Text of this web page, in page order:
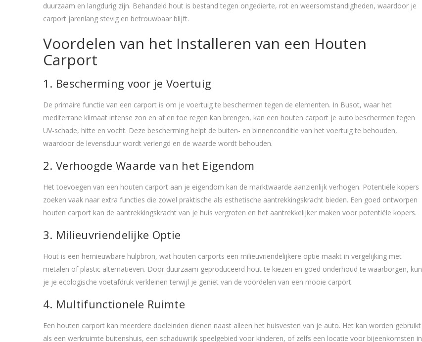
duurzaam en langdurig zijn. Behandeld hout is bestand tegen ongedierte, rot en weersomstandigheden, waardoor je
carport jarenlang stevig en betrouwbaar blijft.
Voordelen van het Installeren van een Houten
Carport
1. Bescherming voor je Voertuig
De primaire functie van een carport is om je voertuig te beschermen tegen de elementen. In Busot, waar het
mediterrane klimaat intense zon en af en toe regen kan brengen, kan een houten carport je auto beschermen tegen
UV-schade, hitte en vocht. Deze bescherming helpt de buiten- en binnenconditie van het voertuig te behouden,
waardoor de levensduur wordt verlengd en de waarde wordt behouden.
2. Verhoogde Waarde van het Eigendom
Het toevoegen van een houten carport aan je eigendom kan de marktwaarde aanzienlijk verhogen. Potentiële kopers
zoeken vaak naar extra functies die zowel praktische als esthetische aantrekkingskracht bieden. Een goed ontworpen
houten carport kan de aantrekkingskracht van je huis vergroten en het aantrekkelijker maken voor potentiële kopers.
3. Milieuvriendelijke Optie
Hout is een hernieuwbare hulpbron, wat houten carports een milieuvriendelijkere optie maakt in vergelijking met
metalen of plastic alternatieven. Door duurzaam geproduceerd hout te kiezen en goed onderhoud te waarborgen, kun
je je ecologische voetafdruk verkleinen terwijl je geniet van de voordelen van een mooie carport.
4. Multifunctionele Ruimte
Een houten carport kan meerdere doeleinden dienen naast alleen het huisvesten van je auto. Het kan worden gebruikt
als een werkruimte buitenshuis, een schaduwrijk speelgebied voor kinderen, of zelfs een locatie voor bijeenkomsten in